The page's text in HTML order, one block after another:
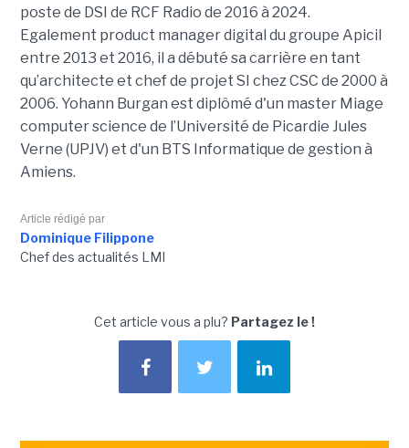
poste de DSI de RCF Radio de 2016 à 2024.
Egalement product manager digital du groupe Apicil
entre 2013 et 2016, il a débuté sa carrière en tant
qu’architecte et chef de projet SI chez CSC de 2000 à
2006. Yohann Burgan est diplômé d'un master Miage
computer science de l’Université de Picardie Jules
Verne (UPJV) et d'un BTS Informatique de gestion à
Amiens.
Article rédigé par
Dominique Filippone
Chef des actualités LMI
Cet article vous a plu? Partagez le !